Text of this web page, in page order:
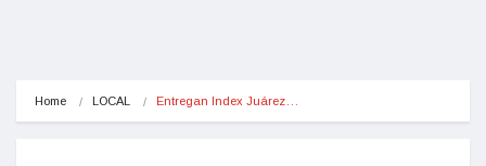
Home LOCAL Entregan Index Juárez…